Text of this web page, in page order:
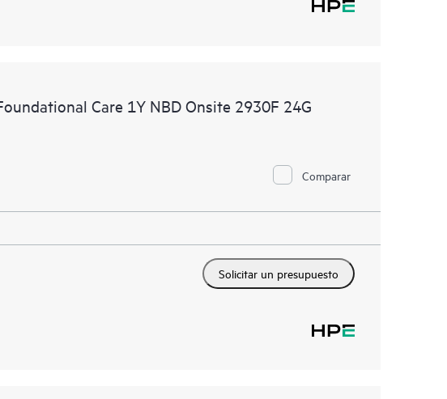
Care 1Y NBD Onsite 2930F 24G
Comparar
Solicitar un presupuesto